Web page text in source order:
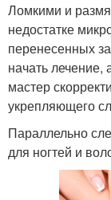
Ломкими и
недостатке
перенесенных
начать лечение,
мастер
укрепляющего
Параллельно
для ногтей и